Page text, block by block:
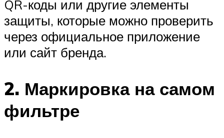
QR-коды или другие элементы
защиты, которые можно проверить
через официальное приложение
или сайт бренда.
2. Маркировка на самом
фильтре